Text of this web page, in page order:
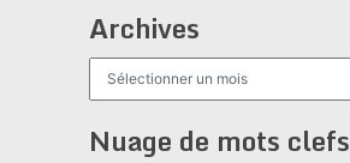
Archives
Archives
Nuage de mots clefs